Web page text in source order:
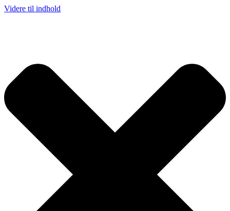
Videre til indhold